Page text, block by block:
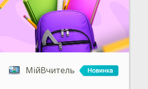
МійВчитель